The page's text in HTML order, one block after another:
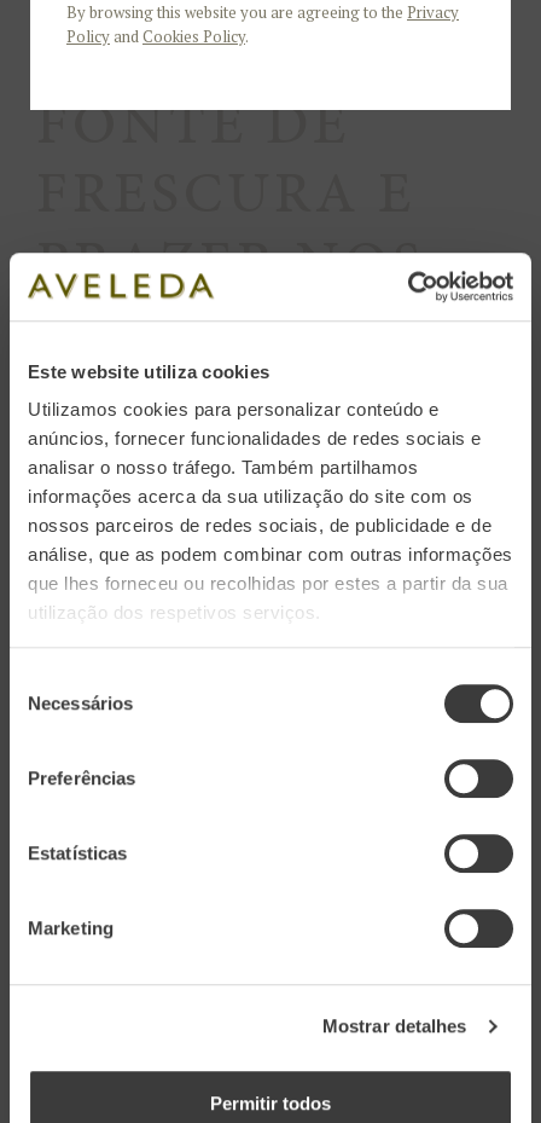
Este website utiliza cookies
Utilizamos cookies para personalizar conteúdo e
anúncios, fornecer funcionalidades de redes sociais e
analisar o nosso tráfego. Também partilhamos
informações acerca da sua utilização do site com os
nossos parceiros de redes sociais, de publicidade e de
análise, que as podem combinar com outras informações
que lhes forneceu ou recolhidas por estes a partir da sua
utilização dos respetivos serviços.
Necessários
Preferências
Estatísticas
Marketing
Mostrar detalhes
Permitir todos
Gama Fonte
FONTE DE
PRAZER NOS
VINHOS
VERDES.
Toda a tipicidade da Região dos Vinhos Verdes
numa gama de vinhos feitos para apreciar em
qualquer ocasião. Vinhos que são fonte de
frescura e prazer.
By browsing this website you are agreeing to the Privacy
PolicyandCookies Policy.